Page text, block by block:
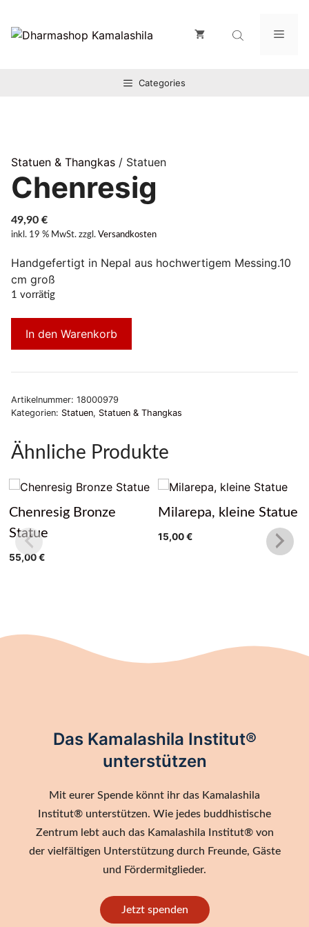
Inhalt
springen
Categories
Statuen & Thangkas / Statuen
Chenresig
49,90 €
inkl. 19 % MwSt. zzgl. Versandkosten
Handgefertigt in Nepal aus hochwertigem Messing.10
cm groß
1 vorrätig
In den Warenkorb
Artikelnummer: 18000979
Kategorien: Statuen, Statuen & Thangkas
Ähnliche Produkte
Chenresig Bronze
Statue
55,00€
Milarepa, kleine Statue
15,00€
Das Kamalashila Institut®
unterstützen
Mit eurer Spende könnt ihr das Kamalashila
Institut® unterstützen. Wie jedes buddhistische
Zentrum lebt auch das Kamalashila Institut® von
der vielfältigen Unterstützung durch Freunde, Gäste
und Fördermitglieder.
Jetzt spenden